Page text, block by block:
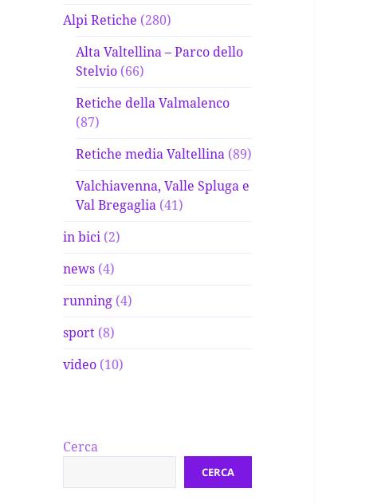
Alpi Retiche (280)
Alta Valtellina – Parco dello
Stelvio (66)
Retiche della Valmalenco
(87)
Retiche media Valtellina (89)
Valchiavenna, Valle Spluga e
Val Bregaglia (41)
in bici (2)
news (4)
running (4)
sport (8)
video (10)
Cerca
CERCA